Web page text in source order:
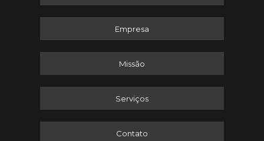
Empresa
Missão
Serviços
Contato